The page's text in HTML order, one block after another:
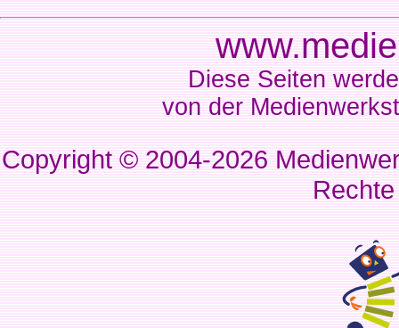
Diese Seiten
von der
Copyright © 2004-2026